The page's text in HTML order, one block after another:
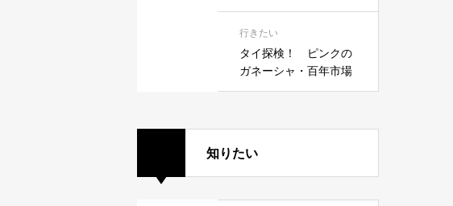
行きたい
タイ探検！ ピンクの
ガネーシャ・百年市場
知りたい